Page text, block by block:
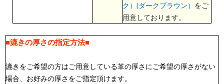
ク） (ダークブラウン） をご
用意しております。
■漉きの厚さの指定方法■
漉きをご希望の方はご用意している革の厚さにご希望の厚さがない
場合、お好みの厚さをご指定頂けます。